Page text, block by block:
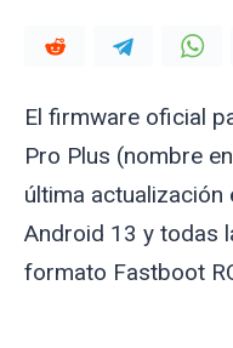
El firmware oficial
Pro Plus (nombre
última actualización
Android 13 y todas
formato Fastboot